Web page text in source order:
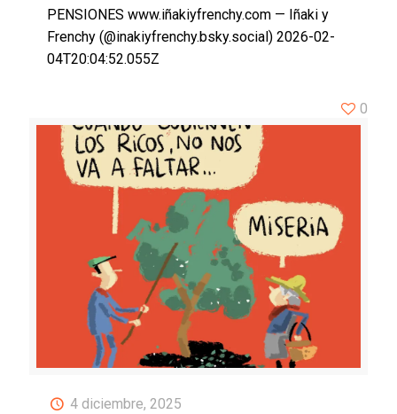
PENSIONES www.iñakiyfrenchy.com — Iñaki y
Frenchy (@inakiyfrenchy.bsky.social) 2026-02-
04T20:04:52.055Z
4 diciembre, 2025
0